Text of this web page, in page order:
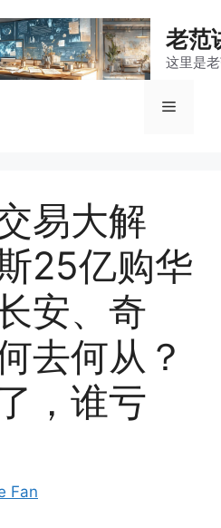
老范
这里是
菜
易大解
25亿购华
安、奇
去何从？
，谁亏
Fan